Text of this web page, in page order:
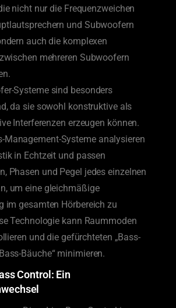
nicht nur die Frequenzweichen
und Subwoofern
auch die komplexen
mehreren Subwoofern
Systeme sind besonders
da sie sowohl konstruktive als
Interferenzen erzeugen können.
Management-Systeme analysieren
in Echtzeit und passen
Phasen und Pegel jedes einzelnen
um eine gleichmäßige
im gesamten Hörbereich zu
Technologie kann Raummoden
und die gefürchteten „Bass-
Bäuche“ minimieren.
Control: Ein